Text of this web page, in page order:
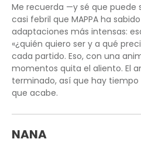
Me recuerda —y sé que puede
casi febril que MAPPA ha
adaptaciones más intensas:
«¿quién quiero ser y a qué
cada partido. Eso, con una
momentos quita el aliento. El
terminado, así que hay
que acabe.
NANA